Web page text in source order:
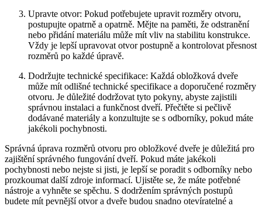
Upravte otvor: Pokud potřebujete upravit rozměry otvoru,
postupujte opatrně a opatrně. Mějte na paměti, že odstranění
nebo přidání materiálu může mít vliv na stabilitu konstrukce.
Vždy je lepší upravovat otvor postupně a kontrolovat přesnost
rozměrů po každé úpravě.
Dodržujte technické specifikace: Každá obložková dveře
může mít odlišné technické specifikace a doporučené rozměry
otvoru. Je důležité dodržovat tyto pokyny, abyste zajistili
správnou instalaci a funkčnost dveří. Přečtěte si pečlivě
dodávané materiály a konzultujte se s odborníky, pokud máte
jakékoli pochybnosti.
Správná úprava rozměrů otvoru pro obložkové dveře je důležitá pro
zajištění správného fungování dveří. Pokud máte jakékoli
pochybnosti nebo nejste si jisti, je lepší se poradit s odborníky nebo
prozkoumat další zdroje informací. Ujistěte se, že máte potřebné
nástroje a vyhněte se spěchu. S dodržením správných postupů
budete mít pevnější otvor a dveře budou snadno otevíratelné a